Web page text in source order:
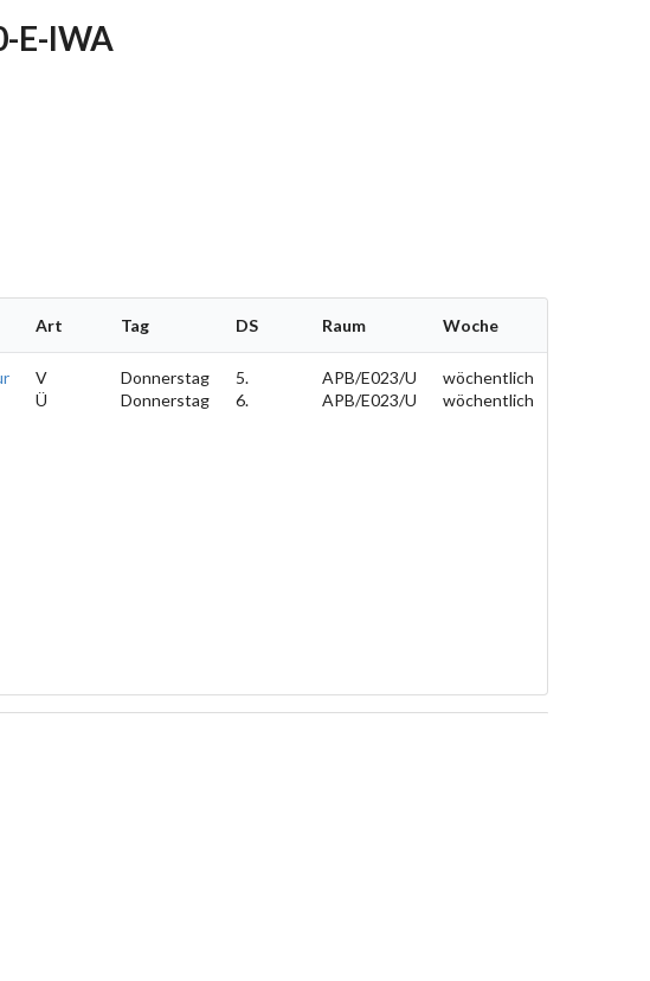
E-IWA
Art Tag DS Raum Woche
V
Ü
Donnerstag
Donnerstag
5.
6.
APB/E023/U
APB/E023/U
wöchentlich
wöchentlich